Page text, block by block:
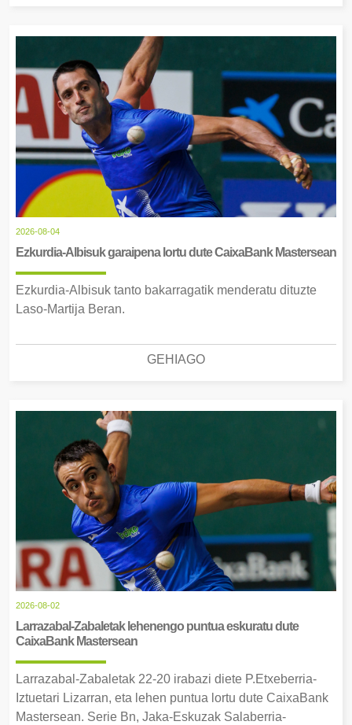
2026-08-04
Ezkurdia-Albisuk garaipena lortu dute CaixaBank Mastersean
Ezkurdia-Albisuk tanto bakarragatik menderatu dituzte
Laso-Martija Beran.
GEHIAGO
2026-08-02
Larrazabal-Zabaletak lehenengo puntua eskuratu dute
CaixaBank Mastersean
Larrazabal-Zabaletak 22-20 irabazi diete P.Etxeberria-
Iztuetari Lizarran, eta lehen puntua lortu dute CaixaBank
Mastersean. Serie Bn, Jaka-Eskuzak Salaberria-